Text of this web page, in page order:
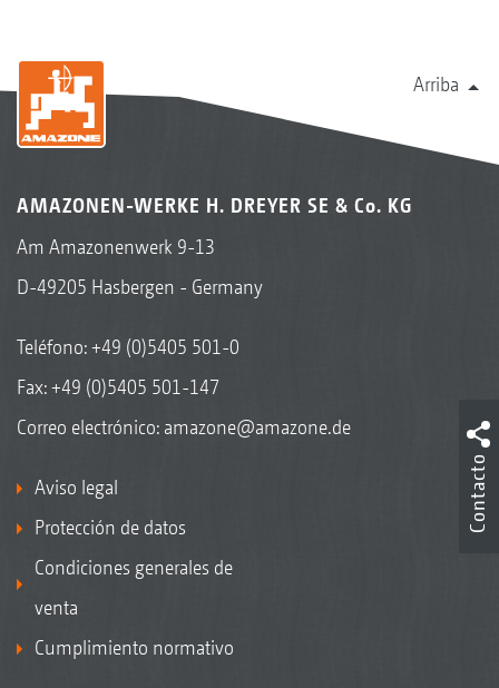
Arriba
AMAZONEN-WERKE H. DREYER SE & Co. KG
Am Amazonenwerk 9-13
D-49205 Hasbergen - Germany
Teléfono:+49 (0)5405 501-0
Fax: +49 (0)5405 501-147
Correo electrónico: amazone@amazone.de
Aviso legal
Protección de datos
Condiciones generales de
venta
Cumplimiento normativo
Contacto